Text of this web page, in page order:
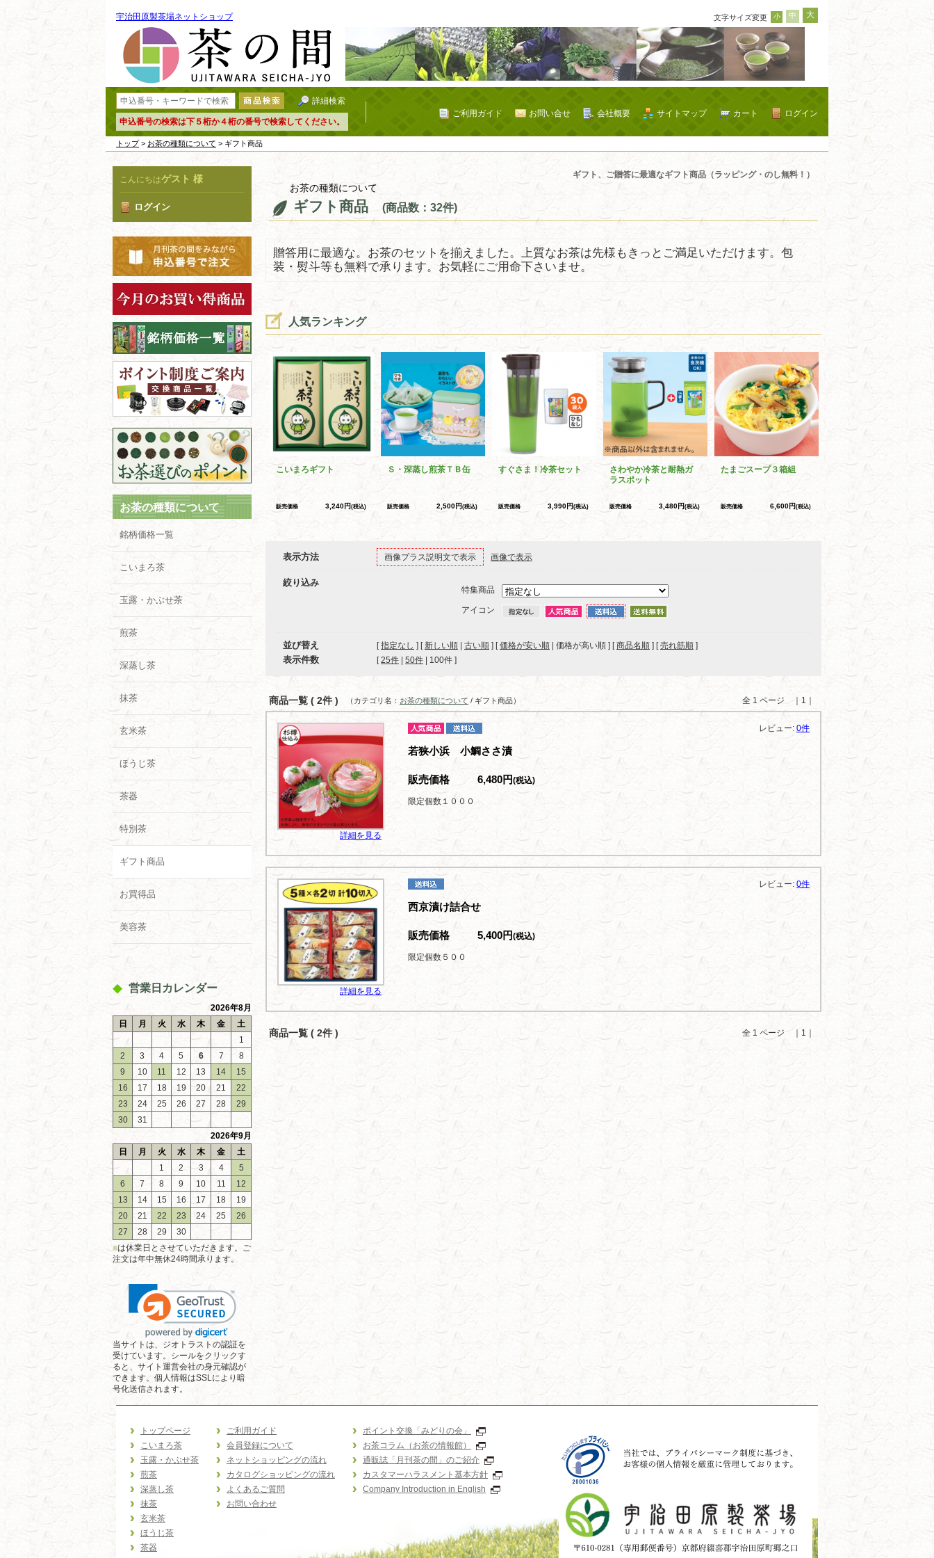
宇治田原製茶場ネットショップ 文字サイズ変更 小 中 大
詳細検索
申込番号の検索は下５桁か４桁の番号で検索してください。
ログイン
カート
サイトマップ
会社概要
お問い合せ
ご利用ガイド
トップ> お茶の種類について > ギフト商品
こんにちはゲスト 様
ログイン
お茶の種類について
銘柄価格一覧
こいまろ茶
玉露・かぶせ茶
煎茶
深蒸し茶
抹茶
玄米茶
ほうじ茶
茶器
特別茶
ギフト商品
お買得品
美容茶
営業日カレンダー
2026年8月
日
月 火 水 木 金
土
1
2
3 4 5 6 7
8
9
10 11 12 13 14
15
16
17 18 19 20 21
22
23
24 25 26 27 28
29
30
31
2026年9月
日
月 火 水 木 金
土
1
2 3 4
5
6
7 8 9 10 11
12
13
14 15 16 17 18
19
20
21 22 23 24 25
26
27
28 29
30
■は休業日とさせていただきます。ご
注文は年中無休24時間承ります。
当サイトは、ジオトラストの認証を
受けています。シールをクリックす
ると、サイト運営会社の身元確認が
できます。個人情報はSSLにより暗
号化送信されます。
ギフト、ご贈答に最適なギフト商品（ラッピング・のし無料！）
お茶の種類について
ギフト商品 (商品数：32件)
贈答用に最適な。お茶のセットを揃えました。上質なお茶は先様もきっとご満足いただけます。包
装・熨斗等も無料で承ります。お気軽にご用命下さいませ。
人気ランキング
こいまろギフト
販売価格 3,240円(税込)
Ｓ・深蒸し煎茶ＴＢ缶
販売価格 2,500円(税込)
すぐさま！冷茶セット
販売価格 3,990円(税込)
さわやか冷茶と耐熱ガ
ラスポット
販売価格 3,480円(税込)
たまごスープ３箱組
販売価格 6,600円(税込)
表示方法 画像プラス説明文で表示 画像で表示
絞り込み
特集商品
アイコン
並び替え [指定なし ] [ 新しい順 古い順 ] [価格が安い順 | 価格が高い順 ] [商品名順 ] [売れ筋順 ]
表示件数 [ 25件 50件 100件 ]
商品一覧 ( 2件 ) 全 1 ページ ｜1｜
（カテゴリ名： お茶の種類について / ギフト商品）
詳細を見る
レビュー: 0件
若狭小浜 小鯛ささ漬
販売価格 6,480円(税込)
限定個数１０００
詳細を見る
レビュー: 0件
西京漬け詰合せ
販売価格 5,400円(税込)
限定個数５００
商品一覧 ( 2件 ) 全 1 ページ ｜1｜
トップページ
こいまろ茶
玉露・かぶせ茶
煎茶
深蒸し茶
抹茶
玄米茶
ほうじ茶
茶器
ご利用ガイド
会員登録について
ネットショッピングの流れ
カタログショッピングの流れ
よくあるご質問
お問い合わせ
ポイント交換「みどりの会」
お茶コラム（お茶の情報館）
通販誌「月刊茶の間」のご紹介
カスタマーハラスメント基本方針
Company Introduction in English